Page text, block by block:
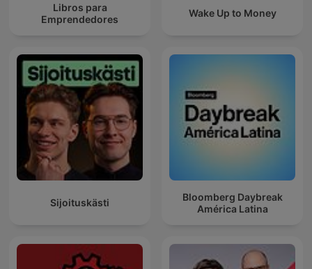
Libros para
Emprendedores
Wake Up to Money
Sijoituskästi
Bloomberg Daybreak
América Latina